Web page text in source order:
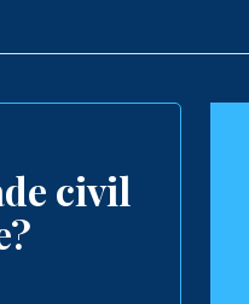
civil